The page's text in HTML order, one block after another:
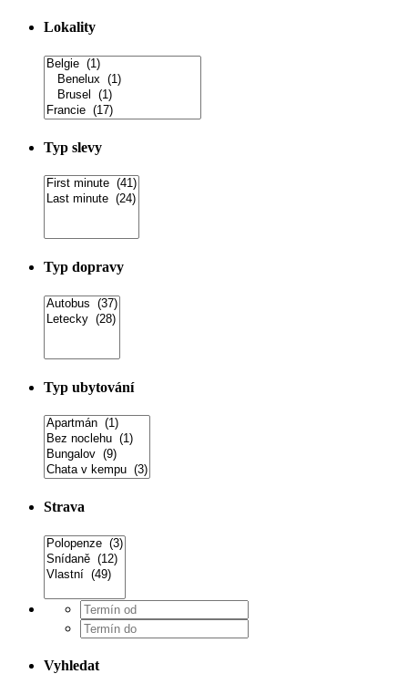
Lokality
Typ slevy
Typ dopravy
Typ ubytování
Strava
Vyhledat